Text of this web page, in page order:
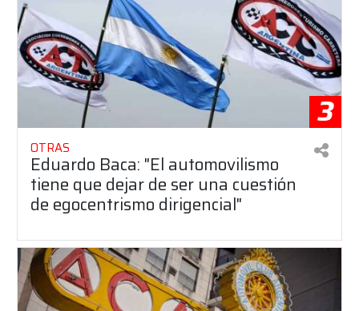
3
OTRAS
Eduardo Baca: "El automovilismo
tiene que dejar de ser una cuestión
de egocentrismo dirigencial"